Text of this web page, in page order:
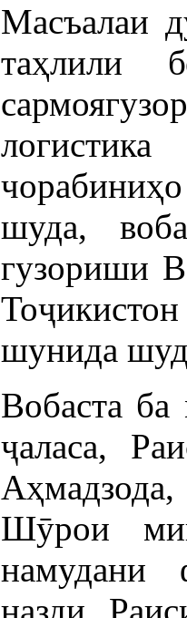
Масъалаи
таҳлили
шуда,
гузориши
шунида
Вобаста
ҷаласа,
Шӯрои
намудани
назди